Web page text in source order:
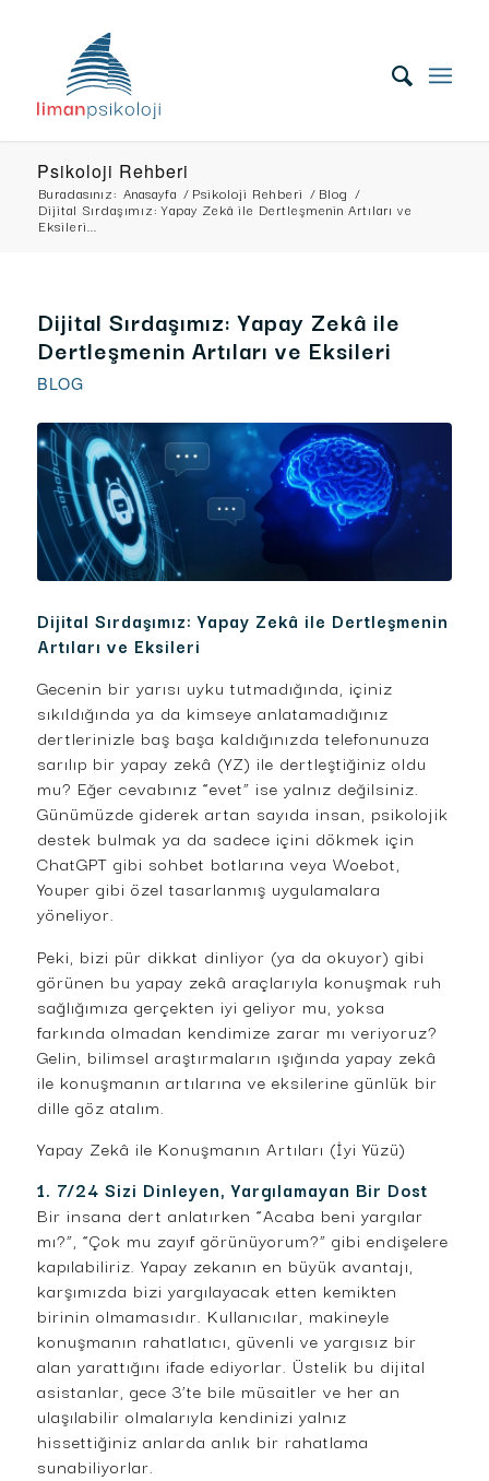
Psikoloji Rehberi
Buradasınız: Anasayfa / Psikoloji Rehberi / Blog /
Dijital Sırdaşımız: Yapay Zekâ ile Dertleşmenin Artıları ve
Eksileri...
Dijital Sırdaşımız: Yapay Zekâ ile
Dertleşmenin Artıları ve Eksileri
BLOG
Dijital Sırdaşımız: Yapay Zekâ ile Dertleşmenin
Artıları ve Eksileri
Gecenin bir yarısı uyku tutmadığında, içiniz
sıkıldığında ya da kimseye anlatamadığınız
dertlerinizle baş başa kaldığınızda telefonunuza
sarılıp bir yapay zekâ (YZ) ile dertleştiğiniz oldu
mu? Eğer cevabınız “evet” ise yalnız değilsiniz.
Günümüzde giderek artan sayıda insan, psikolojik
destek bulmak ya da sadece içini dökmek için
ChatGPT gibi sohbet botlarına veya Woebot,
Youper gibi özel tasarlanmış uygulamalara
yöneliyor.
Peki, bizi pür dikkat dinliyor (ya da okuyor) gibi
görünen bu yapay zekâ araçlarıyla konuşmak ruh
sağlığımıza gerçekten iyi geliyor mu, yoksa
farkında olmadan kendimize zarar mı veriyoruz?
Gelin, bilimsel araştırmaların ışığında yapay zekâ
ile konuşmanın artılarına ve eksilerine günlük bir
dille göz atalım.
Yapay Zekâ ile Konuşmanın Artıları (İyi Yüzü)
1. 7/24 Sizi Dinleyen, Yargılamayan Bir Dost
Bir insana dert anlatırken “Acaba beni yargılar
mı?”, “Çok mu zayıf görünüyorum?” gibi endişelere
kapılabiliriz. Yapay zekanın en büyük avantajı,
karşımızda bizi yargılayacak etten kemikten
birinin olmamasıdır. Kullanıcılar, makineyle
konuşmanın rahatlatıcı, güvenli ve yargısız bir
alan yarattığını ifade ediyorlar. Üstelik bu dijital
asistanlar, gece 3’te bile müsaitler ve her an
ulaşılabilir olmalarıyla kendinizi yalnız
hissettiğiniz anlarda anlık bir rahatlama
sunabiliyorlar.